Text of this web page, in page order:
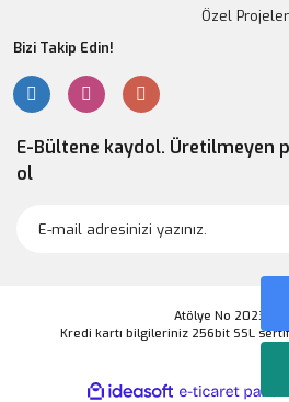
Özel Projeler
Bizi Takip Edin!
E-Bültene kaydol. Üretilmeyen
ol
Atölye No 2023
Kredi kartı bilgileriniz 256bit SSL
ideasoft